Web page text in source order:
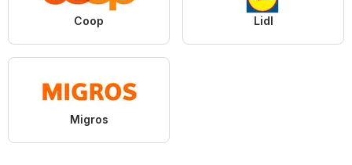
Coop Lidl
Migros